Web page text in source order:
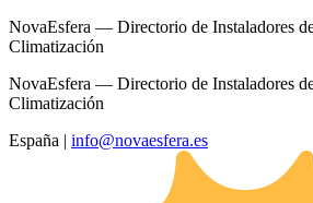
NovaEsfera — Directorio de Instaladores
Climatización
NovaEsfera — Directorio de Instaladores
Climatización
España | info@novaesfera.es